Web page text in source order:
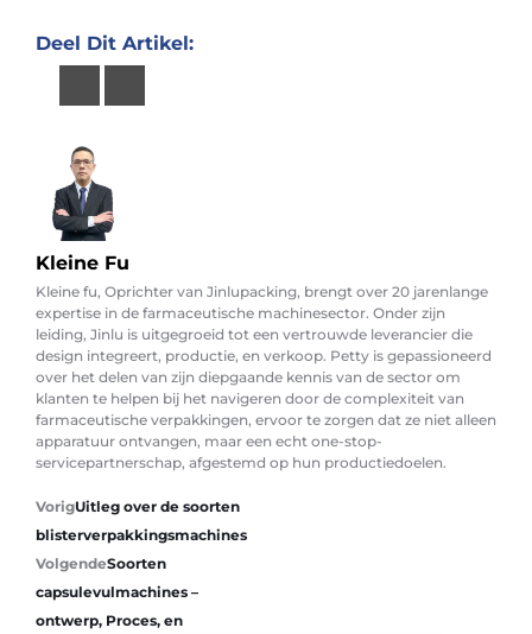
Deel Dit Artikel:
Kleine Fu
Kleine fu, Oprichter van Jinlupacking, brengt over 20 jarenlange
expertise in de farmaceutische machinesector. Onder zijn
leiding, Jinlu is uitgegroeid tot een vertrouwde leverancier die
design integreert, productie, en verkoop. Petty is gepassioneerd
over het delen van zijn diepgaande kennis van de sector om
klanten te helpen bij het navigeren door de complexiteit van
farmaceutische verpakkingen, ervoor te zorgen dat ze niet alleen
apparatuur ontvangen, maar een echt one-stop-
servicepartnerschap, afgestemd op hun productiedoelen.
VorigUitleg over de soorten
blisterverpakkingsmachines
VolgendeSoorten
capsulevulmachines –
ontwerp, Proces, en